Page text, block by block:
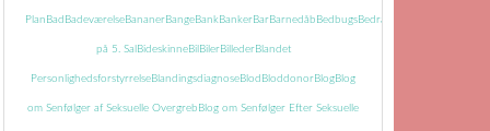
Plan Bad BadeværelseBananerBangeBankBankerBarBarnedåb BedbugsBedrageri
på 5. Sal BideskinneBil BilerBillederBlandet
PersonlighedsforstyrrelseBlandingsdiagnoseBlod BloddonorBlogBlog
om Senfølger af Seksuelle Overgreb Blog om Senfølger Efter Seksuelle